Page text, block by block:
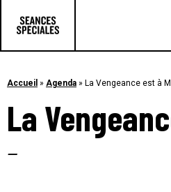
Les
Accueil » Agenda » La Vengeance est à
La
–